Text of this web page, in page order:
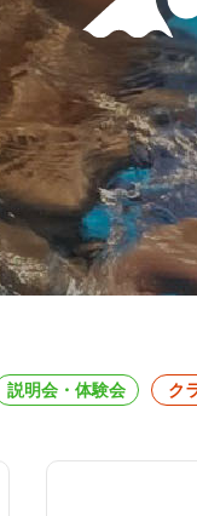
説明会・体験会 ク